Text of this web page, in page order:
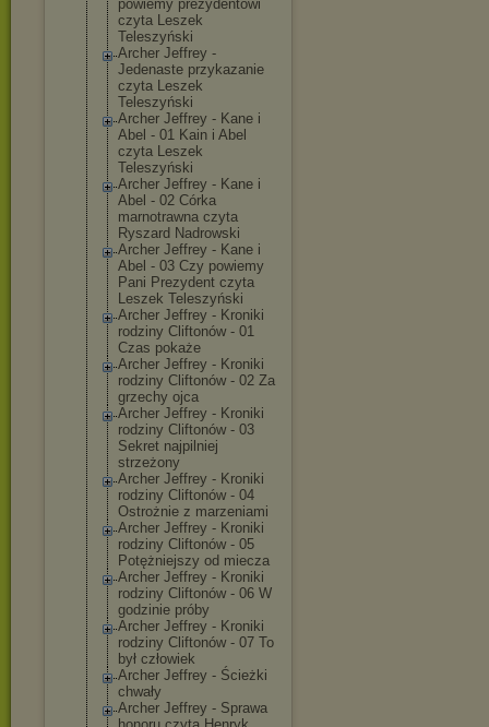
powiemy prezydentowi
czyta Leszek
Teleszyński
Archer Jeffrey -
Jedenaste przykazanie
czyta Leszek
Teleszyński
Archer Jeffrey - Kane i
Abel - 01 Kain i Abel
czyta Leszek
Teleszyński
Archer Jeffrey - Kane i
Abel - 02 Córka
marnotrawna czyta
Ryszard Nadrowski
Archer Jeffrey - Kane i
Abel - 03 Czy powiemy
Pani Prezydent czyta
Leszek Teleszyński
Archer Jeffrey - Kroniki
rodziny Cliftonów - 01
Czas pokaże
Archer Jeffrey - Kroniki
rodziny Cliftonów - 02 Za
grzechy ojca
Archer Jeffrey - Kroniki
rodziny Cliftonów - 03
Sekret najpilniej
strzeżony
Archer Jeffrey - Kroniki
rodziny Cliftonów - 04
Ostrożnie z marzeniami
Archer Jeffrey - Kroniki
rodziny Cliftonów - 05
Potężniejszy od miecza
Archer Jeffrey - Kroniki
rodziny Cliftonów - 06 W
godzinie próby
Archer Jeffrey - Kroniki
rodziny Cliftonów - 07 To
był człowiek
Archer Jeffrey - Ścieżki
chwały
Archer Jeffrey - Sprawa